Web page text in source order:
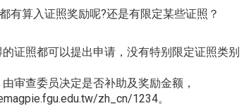
有算入证照奖励呢?还是有限定某些证照？
证照都可以提出申请，没有特别限定证照类
审查委员决定是否补助及奖励金额，
zh_cn/1234。